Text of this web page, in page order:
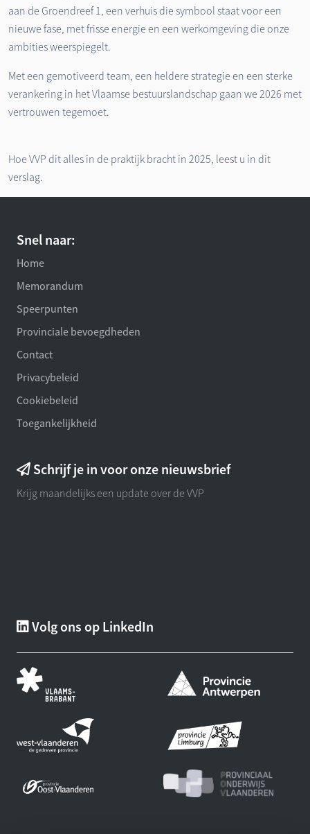
aan de Groendreef 1, een verhuis die symbool staat voor een
nieuwe fase, met frisse energie en een werkomgeving die onze
ambities weerspiegelt.
Met een gemotiveerd team, een heldere strategie en een sterke
verankering in het Vlaamse bestuurslandschap gaan we 2026 met
vertrouwen tegemoet.
Hoe VVP dit alles in de praktijk bracht in 2025, leest u in dit
verslag.
Snel naar:
Home
Memorandum
Speerpunten
Provinciale bevoegdheden
Contact
Privacybeleid
Cookiebeleid
Toegankelijkheid
Schrijf je in voor onze nieuwsbrief
Krijg maandelijks een update over de VVP
Volg ons op LinkedIn